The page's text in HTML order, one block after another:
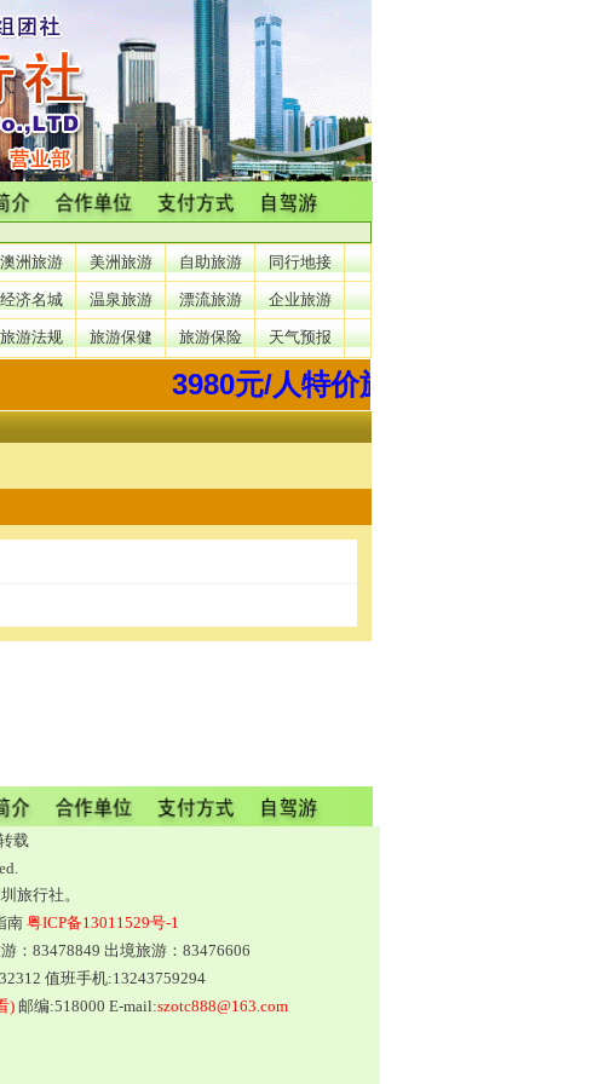
澳洲旅游 美洲旅游 自助旅游 同行地接
经济名城 温泉旅游 漂流旅游 企业旅游
旅游法规 旅游保健 旅游保险 天气预报
3980元/人特价旅游西藏开始了，
载
旅行社。
南 粤ICP备13011529号-1
：83478849 出境旅游：83476606
值班手机:13243759294
) 邮编:518000 E-mail:szotc888@163.com